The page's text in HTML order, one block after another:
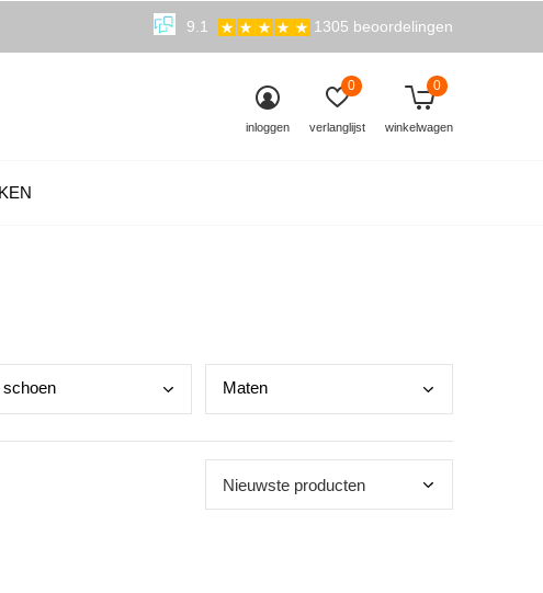
inloggen verlanglijst
0
winkelwagen
0
9.1 1305 beoordelingen
schoen Maten